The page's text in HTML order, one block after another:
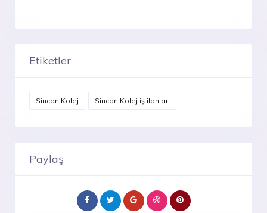
Etiketler
Sincan Kolej Sincan Kolej iş ilanları
Paylaş